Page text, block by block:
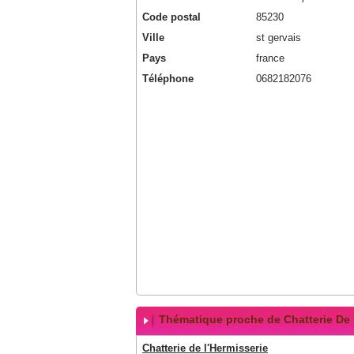
Code postal
85230
Ville
st gervais
Pays
france
Téléphone
0682182076
Thématique proche de Chatterie
Chatterie de l'Hermisserie